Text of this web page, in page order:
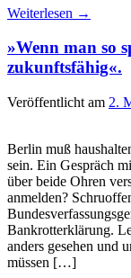
Weiterlesen →
»Wenn man so
zukunftsfähig«.
Veröffentlicht am 2.
Berlin muß
sein. Ein Gespräch
über beide Ohren
anmelden?
Bankrotterklärung.
anders gesehen und
müssen […]